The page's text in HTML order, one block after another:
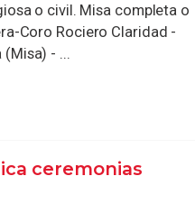
o civil. Misa completa o
Coro Rociero Claridad -
(Misa) - ...
ceremonias